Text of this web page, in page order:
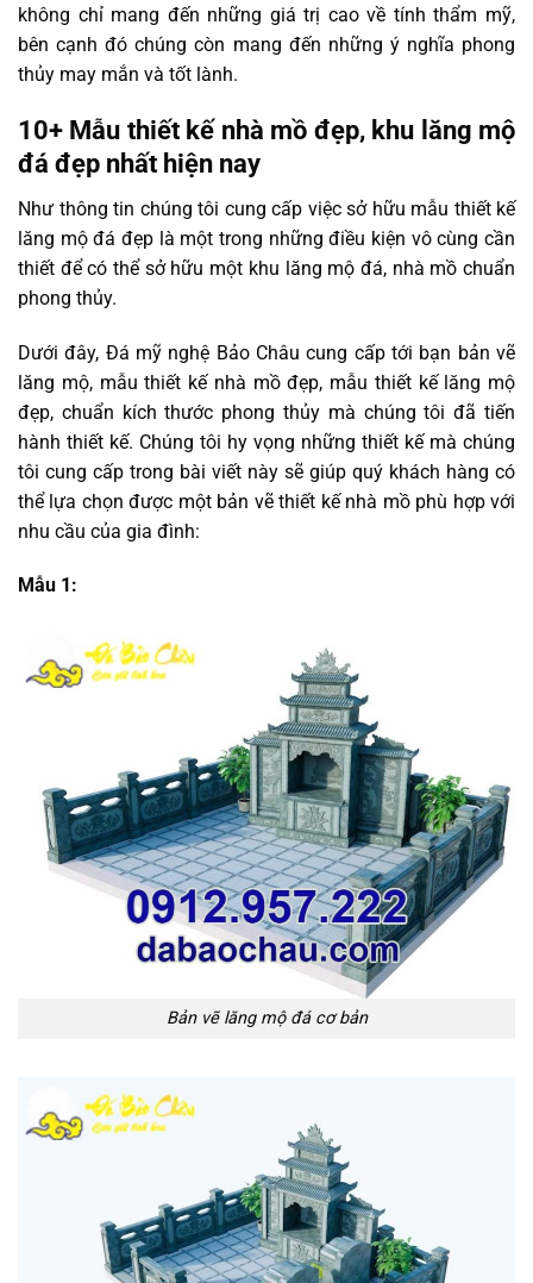
không chỉ mang đến những giá trị cao về tính thẩm mỹ,
bên cạnh đó chúng còn mang đến những ý nghĩa phong
thủy may mắn và tốt lành.
10+ Mẫu thiết kế nhà mồ đẹp, khu lăng mộ
đá đẹp nhất hiện nay
Như thông tin chúng tôi cung cấp việc sở hữu mẫu thiết kế
lăng mộ đá đẹp là một trong những điều kiện vô cùng cần
thiết để có thể sở hữu một khu lăng mộ đá, nhà mồ chuẩn
phong thủy.
Dưới đây, Đá mỹ nghệ Bảo Châu cung cấp tới bạn bản vẽ
lăng mộ, mẫu thiết kế nhà mồ đẹp, mẫu thiết kế lăng mộ
đẹp, chuẩn kích thước phong thủy mà chúng tôi đã tiến
hành thiết kế. Chúng tôi hy vọng những thiết kế mà chúng
tôi cung cấp trong bài viết này sẽ giúp quý khách hàng có
thể lựa chọn được một bản vẽ thiết kế nhà mồ phù hợp với
nhu cầu của gia đình:
Mẫu 1:
Bản vẽ lăng mộ đá cơ bản